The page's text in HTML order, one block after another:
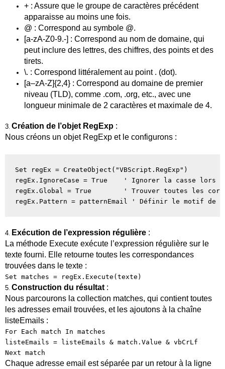
+ : Assure que le groupe de caractères précédent
apparaisse au moins une fois.
@ : Correspond au symbole @.
[a-zA-Z0-9.-] : Correspond au nom de domaine, qui
peut inclure des lettres, des chiffres, des points et des
tirets.
\. : Correspond littéralement au point . (dot).
[a–zA-Z]{2,4} : Correspond au domaine de premier
niveau (TLD), comme .com, .org, etc., avec une
longueur minimale de 2 caractères et maximale de 4.
3. Création de l’objet RegExp :
Nous créons un objet RegExp et le configurons :
Set regEx = CreateObject("VBScript.RegExp")
regEx.IgnoreCase = True    ' Ignorer la casse lors
regEx.Global = True        ' Trouver toutes les
4 Exécution de l’expression régulière :
La méthode Execute exécute l’expression régulière sur le
texte fourni. Elle retourne toutes les correspondances
trouvées dans le texte :
Set matches = regEx.Execute(texte)
5 Construction du résultat :
Nous parcourons la collection matches, qui contient toutes
les adresses email trouvées, et les ajoutons à la chaîne
listeEmails :
For Each match In matches
listeEmails = listeEmails & match.Value & vbCrLf
Next match
Chaque adresse email est séparée par un retour à la ligne